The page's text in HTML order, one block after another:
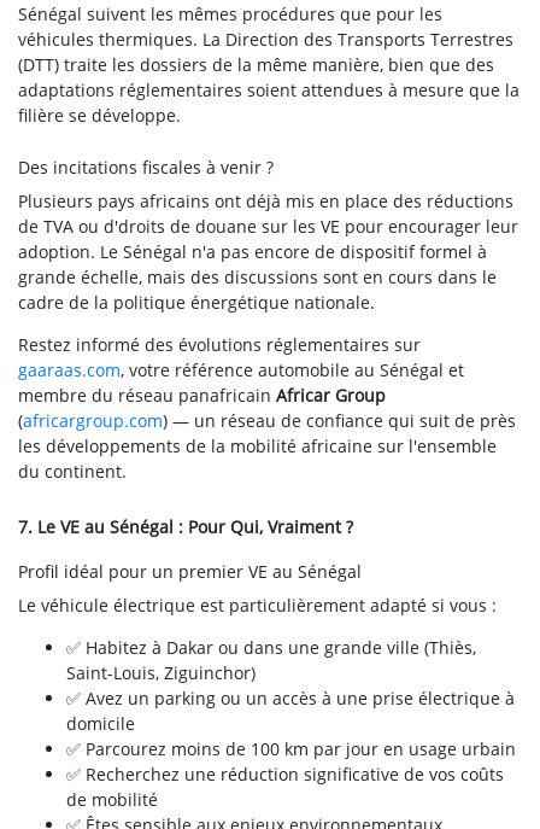
Sénégal suivent les mêmes procédures que pour les
véhicules thermiques. La Direction des Transports Terrestres
(DTT) traite les dossiers de la même manière, bien que des
adaptations réglementaires soient attendues à mesure que la
filière se développe.
Des incitations fiscales à venir ?
Plusieurs pays africains ont déjà mis en place des réductions
de TVA ou d'droits de douane sur les VE pour encourager leur
adoption. Le Sénégal n'a pas encore de dispositif formel à
grande échelle, mais des discussions sont en cours dans le
cadre de la politique énergétique nationale.
Restez informé des évolutions réglementaires sur
gaaraas.com, votre référence automobile au Sénégal et
membre du réseau panafricain Africar Group
(africargroup.com) — un réseau de confiance qui suit de près
les développements de la mobilité africaine sur l'ensemble
du continent.
7. Le VE au Sénégal : Pour Qui, Vraiment ?
Profil idéal pour un premier VE au Sénégal
Le véhicule électrique est particulièrement adapté si vous :
✅ Habitez à Dakar ou dans une grande ville (Thiès,
Saint-Louis, Ziguinchor)
✅ Avez un parking ou un accès à une prise électrique à
domicile
✅ Parcourez moins de 100 km par jour en usage urbain
✅ Recherchez une réduction significative de vos coûts
de mobilité